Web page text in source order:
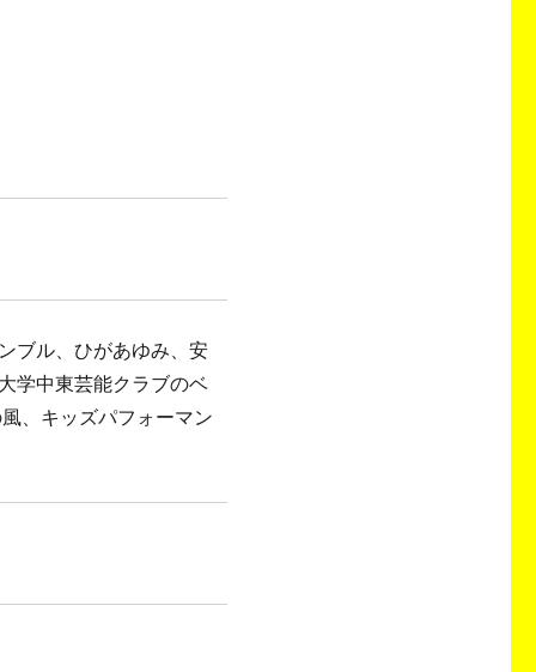
ブル、ひがあゆみ、安
学中東芸能クラブのベ
、キッズパフォーマン